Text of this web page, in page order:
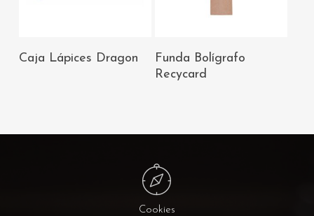
AÑADIR AL
CARRITO
Caja Lápices Dragon
AÑADIR AL
CARRITO
Funda Bolígrafo
Recycard
Cookies